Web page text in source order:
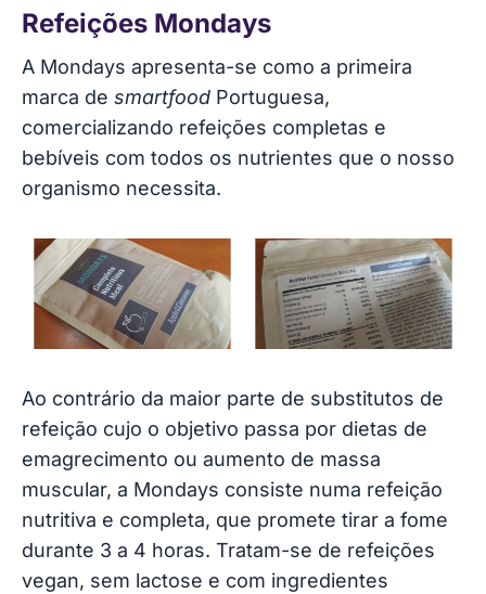
A minha experiência com a Mondays
Quanto custa e como encomendar
ATUALIZAÇÃO: Mondays lançou uma nova
fórmula
Refeições Mondays
A Mondays apresenta-se como a primeira
marca de smartfood Portuguesa,
comercializando refeições completas e
bebíveis com todos os nutrientes que o nosso
organismo necessita.
Ao contrário da maior parte de substitutos de
refeição cujo o objetivo passa por dietas de
emagrecimento ou aumento de massa
muscular, a Mondays consiste numa refeição
nutritiva e completa, que promete tirar a fome
durante 3 a 4 horas. Tratam-se de refeições
vegan, sem lactose e com ingredientes